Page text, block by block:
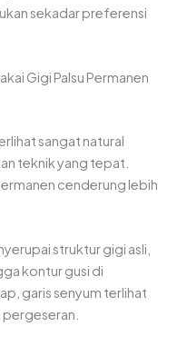
sekadar preferensi
Gigi Palsu Permanen
sangat natural
teknik yang tepat.
cenderung lebih
struktur gigi asli,
kontur gusi di
garis senyum terlihat